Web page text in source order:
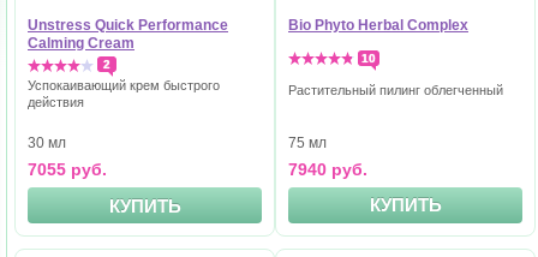
Unstress Quick Performance
Calming Cream
2
Успокаивающий крем быстрого
действия
30 мл
7055 руб.
КУПИТЬ
Bio Phyto Herbal Complex
10
Растительный пилинг облегченный
75 мл
7940 руб.
КУПИТЬ